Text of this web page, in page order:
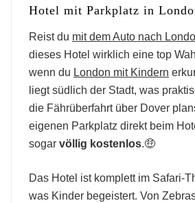
Hotel mit Parkplatz in
Reist du mit dem Auto nach
dieses Hotel wirklich eine top
wenn du London mit Kindern
liegt südlich der Stadt, was
die Fährüberfahrt über Dover
eigenen Parkplatz direkt beim
sogar völlig kostenlos.🤑
Das Hotel ist komplett im Safari-
was Kinder begeistert. Von